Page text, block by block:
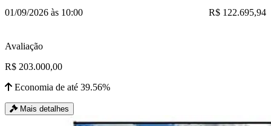
01/09/2026 às 10:00 R$ 122.695,94
Avaliação
R$ 203.000,00
Economia de até 39.56%
Mais detalhes